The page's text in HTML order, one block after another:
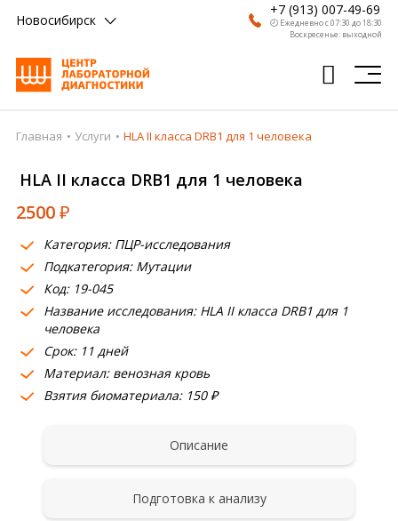
Новосибирск
+7 (913) 007-49-69
🕗 Ежедневно с 07:30 до 18:30
Воскресенье: выходной
Главная
Анализы
Врачи
Получить результат
Пациентам
О компании
Где сдать
Партнерам
Главная Услуги НLA II класса DRB1 для 1 человека
НLA II класса DRB1 для 1 человека
2500₽
Категория: ПЦР-исследования
Подкатегория: Мутации
Код: 19-045
Название исследования: НLA II класса DRB1 для 1
человека
Срок: 11 дней
Материал: венозная кровь
Взятия биоматериала: 150 ₽
Описание
Подготовка к анализу